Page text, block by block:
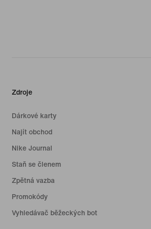
Zdroje
Dárkové karty
Najít obchod
Nike Journal
Staň se členem
Zpětná vazba
Promokódy
Vyhledávač běžeckých bot